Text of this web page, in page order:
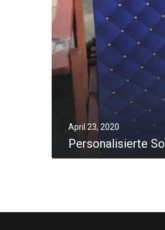
April 23, 2020
Personalisierte